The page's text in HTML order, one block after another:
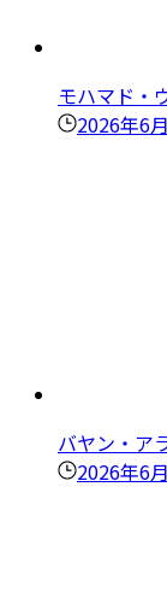
モハマド・
2026年6
バヤン・ア
2026年6